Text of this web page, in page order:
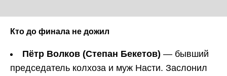
Кто до финала не дожил
Пётр Волков (Степан Бекетов) — бывший
председатель колхоза и муж Насти. Заслонил